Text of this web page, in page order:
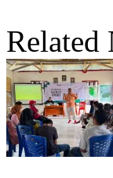
Related